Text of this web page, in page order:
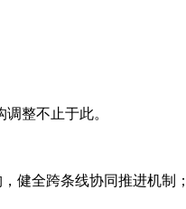
整不止于此。
健全跨条线协同推进机